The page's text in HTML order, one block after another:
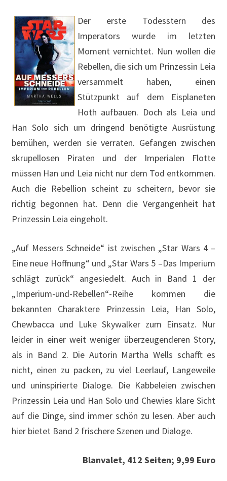
Der erste Todesstern des
Imperators wurde im letzten
Moment vernichtet. Nun wollen die
Rebellen, die sich um Prinzessin Leia
versammelt haben, einen
Stützpunkt auf dem Eisplaneten
Hoth aufbauen. Doch als Leia und
Han Solo sich um dringend benötigte Ausrüstung
bemühen, werden sie verraten. Gefangen zwischen
skrupellosen Piraten und der Imperialen Flotte
müssen Han und Leia nicht nur dem Tod entkommen.
Auch die Rebellion scheint zu scheitern, bevor sie
richtig begonnen hat. Denn die Vergangenheit hat
Prinzessin Leia eingeholt.
„Auf Messers Schneide“ ist zwischen „Star Wars 4 –
Eine neue Hoffnung“ und „Star Wars 5 –Das Imperium
schlägt zurück“ angesiedelt. Auch in Band 1 der
„Imperium-und-Rebellen“-Reihe kommen die
bekannten Charaktere Prinzessin Leia, Han Solo,
Chewbacca und Luke Skywalker zum Einsatz. Nur
leider in einer weit weniger überzeugenderen Story,
als in Band 2. Die Autorin Martha Wells schafft es
nicht, einen zu packen, zu viel Leerlauf, Langeweile
und uninspirierte Dialoge. Die Kabbeleien zwischen
Prinzessin Leia und Han Solo und Chewies klare Sicht
auf die Dinge, sind immer schön zu lesen. Aber auch
hier bietet Band 2 frischere Szenen und Dialoge.
Blanvalet, 412 Seiten; 9,99 Euro